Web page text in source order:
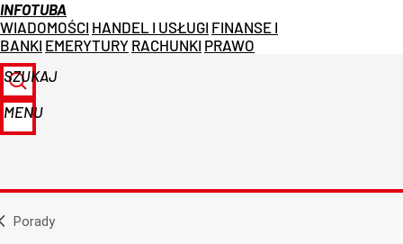
INFOTUBA
WIADOMOŚCI HANDEL I USŁUGI FINANSE I
BANKI EMERYTURY RACHUNKI PRAWO
SZUKAJ
MENU
Porady